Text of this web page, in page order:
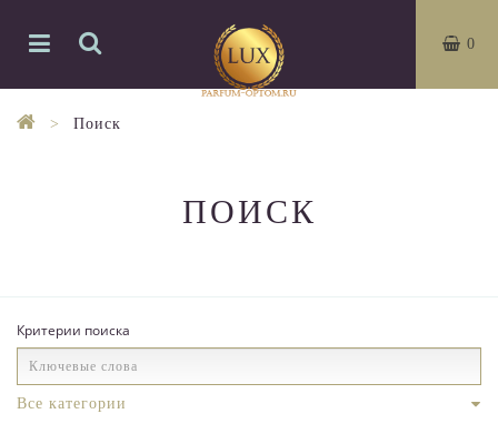
0
Поиск
ПОИСК
Критерии поиска